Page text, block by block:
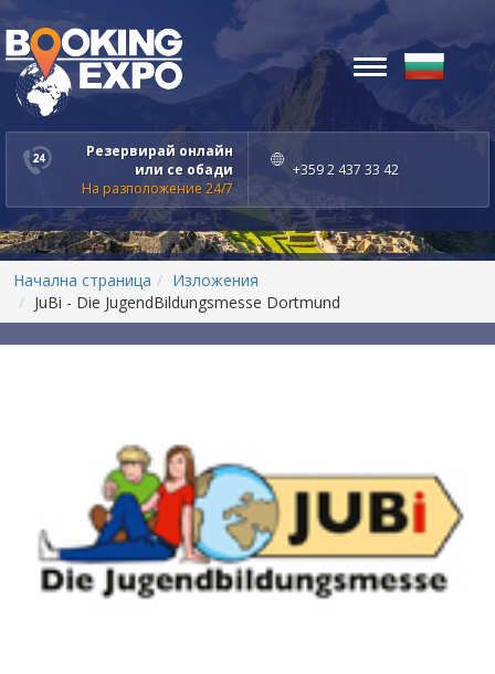
Резервирай онлайн
или се обади
На разположение 24/7
+359 2 437 33 42
Toggle
navigation
Начална страница
Изложения
JuBi - Die JugendBildungsmesse Dortmund